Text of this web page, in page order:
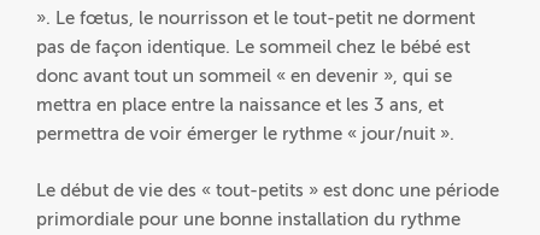
». Le fœtus, le nourrisson et le tout-petit ne dorment
pas de façon identique. Le sommeil chez le bébé est
donc avant tout un sommeil « en devenir », qui se
mettra en place entre la naissance et les 3 ans, et
permettra de voir émerger le rythme « jour/nuit ».
Le début de vie des « tout-petits » est donc une période
primordiale pour une bonne installation du rythme